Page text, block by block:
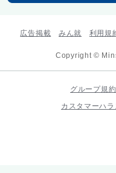
広告掲載 みん就 利用規
Copyright ©
グループ規約
カスタマーハ